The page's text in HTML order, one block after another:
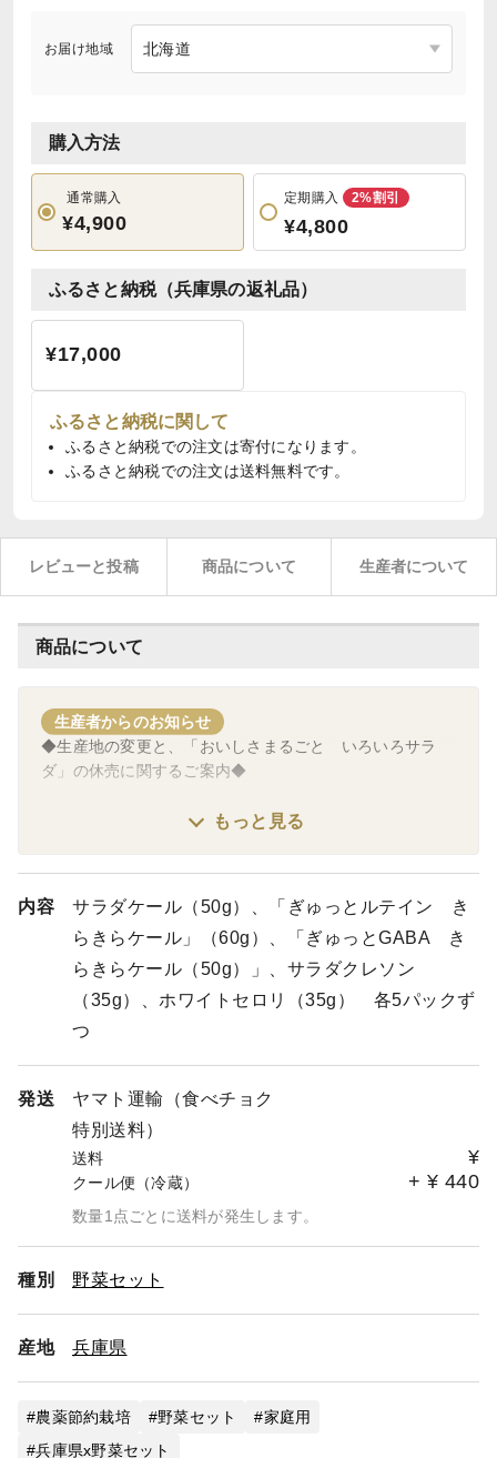
お届け地域
購入方法
通常購入
¥4,900
定期購入 2%割引
¥4,800
ふるさと納税（兵庫県の返礼品）
¥17,000
ふるさと納税に関して
ふるさと納税での注文は寄付になります。
ふるさと納税での注文は送料無料です。
レビューと投稿 商品について 生産者について
商品について
生産者からのお知らせ
◆生産地の変更と、「おいしさまるごと いろいろサラ
ダ」の休売に関するご案内◆
１．生産地の変更について
後、そちらで栽培された商品を販売させていただきます。
従いまして、これまでは兵庫県産でしたが、2024年1月以
降のお届けに関しては、福井県産となりますこと、ご了承
ください。
また、これまでの兵庫県の植物工場につきましては、本年
12月末をもちまして、閉鎖いたします。
今後は福井県の新工場で、これまで以上に「安心安全な植
物工場野菜」をお届けできるよう、努めてまいります。
２．「おいしさまるごと いろいろサラダ」の休売につい
新工場への移管にあたり、諸般の事情により、「おいしさ
まるごと いろいろサラダ」の販売を一時休止させていた
だきます。
「ぎゅっとGABA きらきらケール」となります。
※2023年12月中にご注文をいただいた方も、発送が1月以
降の方は対象となります。
より多くのお客様に「安心安全な植物工場野菜」をお届け
もっと見る
内容
サラダケール（50g）、「ぎゅっとルテイン き
らきらケール」（60g）、「ぎゅっとGABA き
らきらケール（50g）」、サラダクレソン
（35g）、ホワイトセロリ（35g） 各5パックず
つ
発送
ヤマト運輸（食べチョク
特別送料）
送料 ¥
クール便（冷蔵） + ¥ 440
数量1点ごとに送料が発生します。
種別 野菜セット
産地 兵庫県
農薬節約栽培 野菜セット
家庭用
兵庫県x野菜セット